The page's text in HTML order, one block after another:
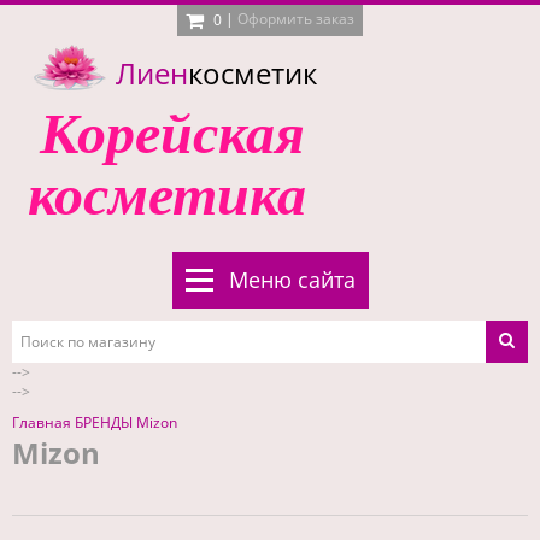
0 | Оформить заказ
Лиенкосметик
Корейская
косметика
Меню сайта
-->
-->
Главная БРЕНДЫ Mizon
Mizon